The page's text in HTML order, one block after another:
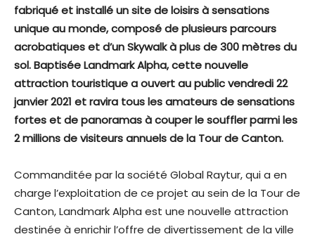
fabriqué et installé un site de loisirs à sensations
unique au monde, composé de plusieurs parcours
acrobatiques et d’un Skywalk à plus de 300 mètres du
sol. Baptisée Landmark Alpha, cette nouvelle
attraction touristique a ouvert au public vendredi 22
janvier 2021 et ravira tous les amateurs de sensations
fortes et de panoramas à couper le souffler parmi les
2 millions de visiteurs annuels de la Tour de Canton.
Commanditée par la société Global Raytur, qui a en
charge l’exploitation de ce projet au sein de la Tour de
Canton, Landmark Alpha est une nouvelle attraction
destinée à enrichir l’offre de divertissement de la ville